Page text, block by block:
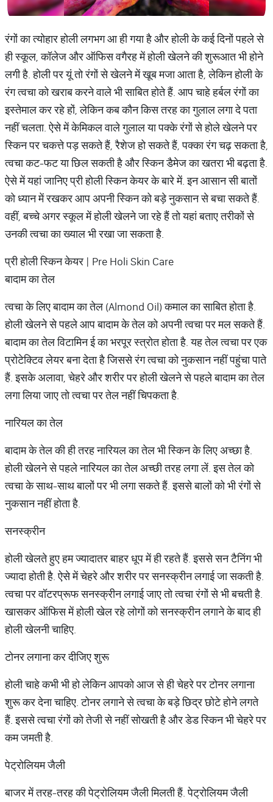
रंगों का त्योहार होली लगभग आ ही गया है और होली के कई दिनों पहले से
ही स्कूल, कॉलेज और ऑफिस वगैरह में होली खेलने की शुरूआत भी होने
लगी है. होली पर यूं तो रंगों से खेलने में खूब मजा आता है, लेकिन होली के
रंग त्वचा को खराब करने वाले भी साबित होते हैं. आप चाहे हर्बल रंगों का
इस्तेमाल कर रहे हों, लेकिन कब कौन किस तरह का गुलाल लगा दे पता
नहीं चलता. ऐसे में केमिकल वाले गुलाल या पक्के रंगों से होले खेलने पर
स्किन पर चकत्ते पड़ सकते हैं, रैशेज हो सकते हैं, पक्का रंग चढ़ सकता है,
त्वचा कट-फट या छिल सकती है और स्किन डैमेज का खतरा भी बढ़ता है.
ऐसे में यहां जानिए प्री होली स्किन केयर के बारे में. इन आसान सी बातों
को ध्यान में रखकर आप अपनी स्किन को बड़े नुकसान से बचा सकते हैं.
वहीं, बच्चे अगर स्कूल में होली खेलने जा रहे हैं तो यहां बताए तरीकों से
उनकी त्वचा का ख्याल भी रखा जा सकता है.
प्री होली स्किन केयर | Pre Holi Skin Care
बादाम का तेल
त्वचा के लिए बादाम का तेल (Almond Oil) कमाल का साबित होता है.
होली खेलने से पहले आप बादाम के तेल को अपनी त्वचा पर मल सकते हैं.
बादाम का तेल विटामिन ई का भरपूर स्त्रोत होता है. यह तेल त्वचा पर एक
प्रोटेक्टिव लेयर बना देता है जिससे रंग त्वचा को नुकसान नहीं पहुंचा पाते
हैं. इसके अलावा, चेहरे और शरीर पर होली खेलने से पहले बादाम का तेल
लगा लिया जाए तो त्वचा पर तेल नहीं चिपकता है.
नारियल का तेल
बादाम के तेल की ही तरह नारियल का तेल भी स्किन के लिए अच्छा है.
होली खेलने से पहले नारियल का तेल अच्छी तरह लगा लें. इस तेल को
त्वचा के साथ-साथ बालों पर भी लगा सकते हैं. इससे बालों को भी रंगों से
नुकसान नहीं होता है.
सनस्क्रीन
होली खेलते हुए हम ज्यादातर बाहर धूप में ही रहते हैं. इससे सन टैनिंग भी
ज्यादा होती है. ऐसे में चेहरे और शरीर पर सनस्क्रीन लगाई जा सकती है.
त्वचा पर वॉटरप्रूफ सनस्क्रीन लगाई जाए तो त्वचा रंगों से भी बचती है.
खासकर ऑफिस में होली खेल रहे लोगों को सनस्क्रीन लगाने के बाद ही
होली खेलनी चाहिए.
टोनर लगाना कर दीजिए शुरू
होली चाहे कभी भी हो लेकिन आपको आज से ही चेहरे पर टोनर लगाना
शुरू कर देना चाहिए. टोनर लगाने से त्वचा के बड़े छिद्र छोटे होने लगते
हैं. इससे त्वचा रंगों को तेजी से नहीं सोखती है और डेड स्किन भी चेहरे पर
कम जमती है.
पेट्रोलियम जैली
बाजर में तरह-तरह की पेट्रोलियम जैली मिलती हैं. पेट्रोलियम जैली